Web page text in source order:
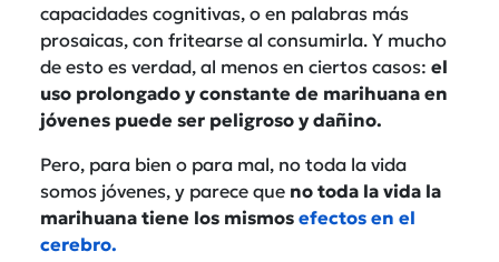
capacidades cognitivas, o en palabras más
prosaicas, con fritearse al consumirla. Y mucho
de esto es verdad, al menos en ciertos casos: el
uso prolongado y constante de marihuana en
jóvenes puede ser peligroso y dañino.
Pero, para bien o para mal, no toda la vida
somos jóvenes, y parece que no toda la vida la
marihuana tiene los mismos efectos en el
cerebro.